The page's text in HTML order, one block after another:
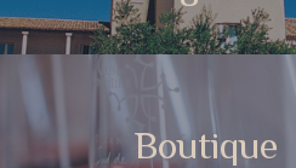
Boutique